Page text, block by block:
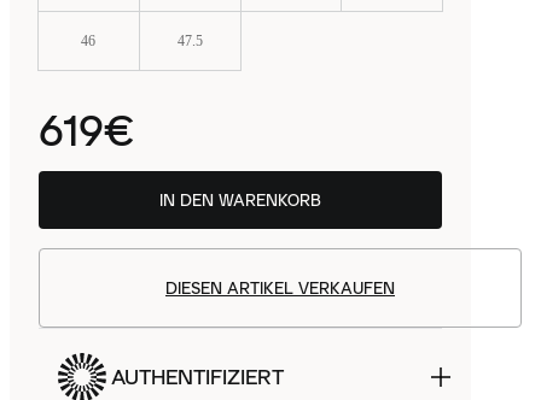
46 47.5
619€
IN DEN WARENKORB
DIESEN ARTIKEL VERKAUFEN
AUTHENTIFIZIERT